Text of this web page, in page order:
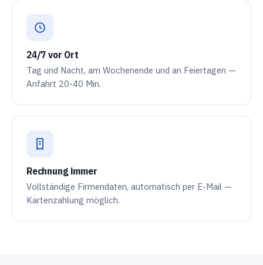
24/7 vor Ort
Tag und Nacht, am Wochenende und an Feiertagen —
Anfahrt 20-40 Min.
Rechnung immer
Vollständige Firmendaten, automatisch per E-Mail —
Kartenzahlung möglich.